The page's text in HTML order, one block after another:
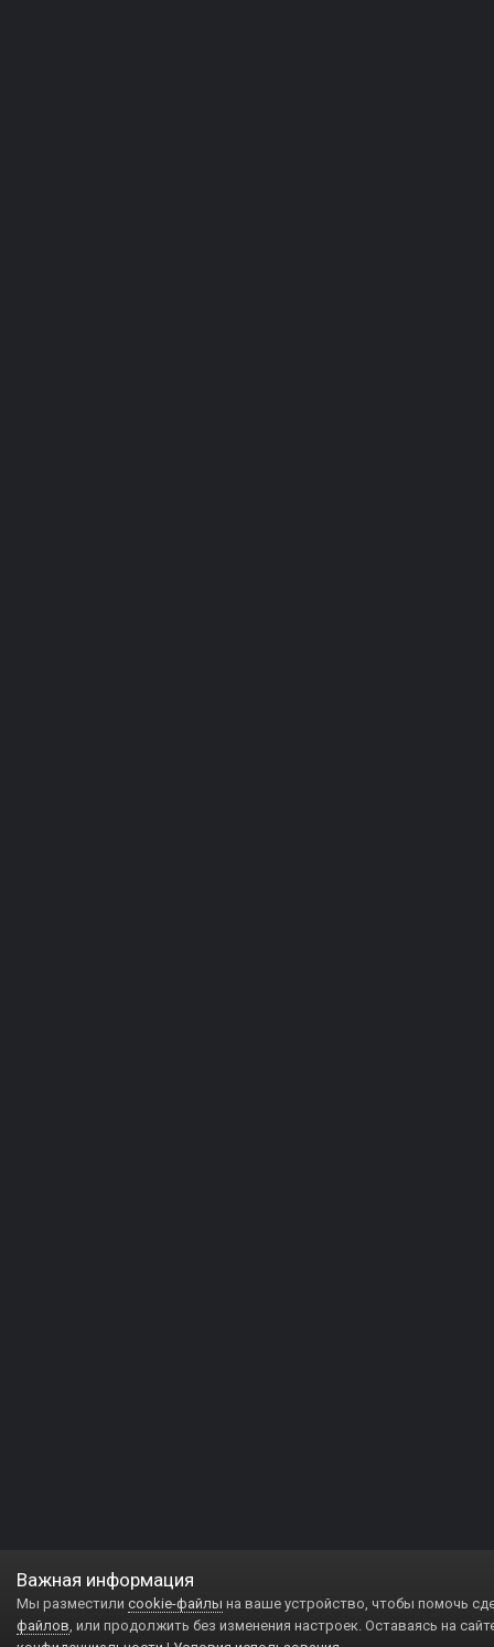
Важная информация
Мы разместили cookie-файлы на ваше устройство, чтобы помочь
файлов, или продолжить без изменения настроек. Оставаясь на